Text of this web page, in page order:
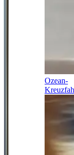
Ozean-